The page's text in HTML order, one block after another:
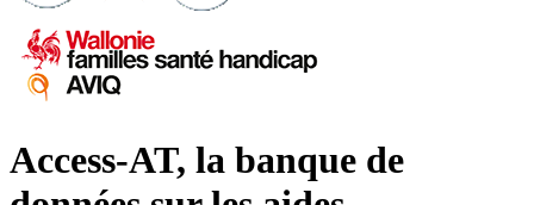
Access-AT, la banque de